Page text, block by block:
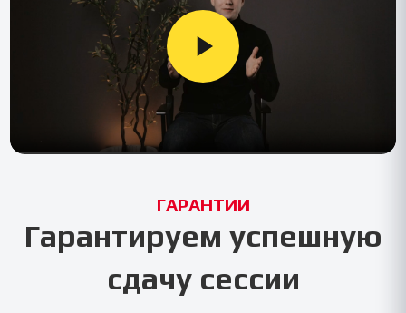
ГАРАНТИИ
Гарантируем успешную
сдачу сессии